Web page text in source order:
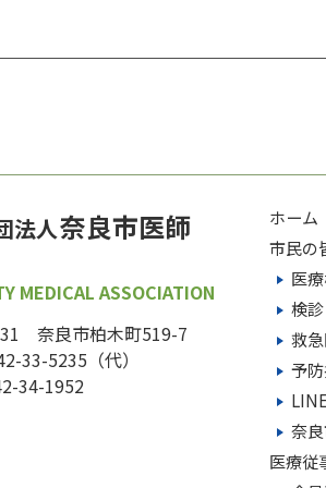
法人奈良市医師
MEDICAL ASSOCIATION
奈良市柏木町519-7
33-5235（代）
34-1952
ホーム
市民の
医
検
救
予
奈
医療従